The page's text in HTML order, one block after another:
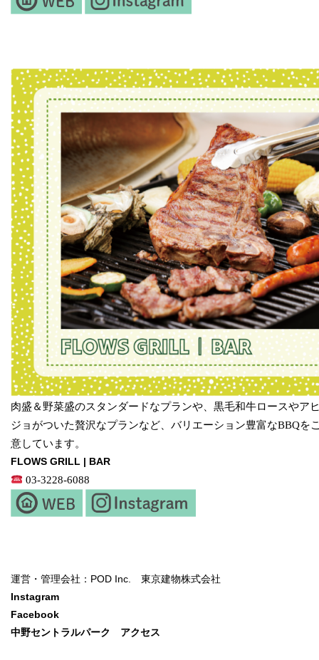
肉盛＆野菜盛のスタンダードなプランや、黒毛和牛ロースやア
ジョがついた贅沢なプランなど、バリエーション豊富なBBQを
意しています。
FLOWS GRILL | BAR
03-3228-6088
運営・管理会社：POD Inc. 東京建物株式会社
Instagram
Facebook
中野セントラルパーク アクセス